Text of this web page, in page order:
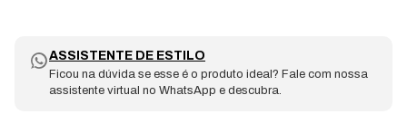
ASSISTENTE DE ESTILO
Ficou na dúvida se esse é o produto ideal? Fale com nossa
assistente virtual no WhatsApp e descubra.